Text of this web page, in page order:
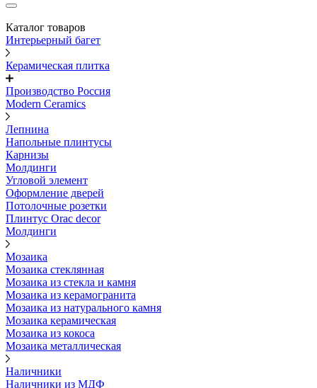
Каталог товаров
Интерьерный багет
Керамическая плитка
Производство Россия
Modern Ceramics
Лепнина
Напольные плинтусы
Карнизы
Молдинги
Угловой элемент
Оформление дверей
Потолочные розетки
Плинтус Orac decor
Молдинги
Мозаика
Мозаика стеклянная
Мозаика из стекла и камня
Мозаика из керамогранита
Мозаика из натурального камня
Мозаика керамическая
Мозаика из кокоса
Мозаика металлическая
Наличники
Наличники из МДФ